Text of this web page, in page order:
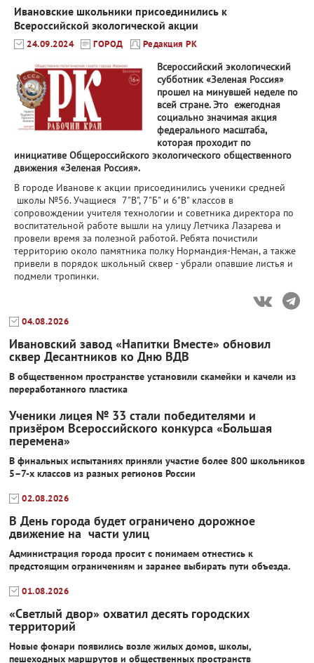
Ивановские школьники присоединились к
Всероссийской экологической акции
24.09.2024 ГОРОД Редакция РК
Всероссийский экологический
субботник «Зеленая Россия»
прошел на минувшей неделе по
всей стране. Это ежегодная
социально значимая акция
федерального масштаба,
которая проходит по
инициативе Общероссийского экологического общественного
движения «Зеленая Россия».
В городе Иванове к акции присоединились ученики средней
школы №56. Учащиеся 7"В", 7"Б" и 6"В" классов в
сопровождении учителя технологии и советника директора по
воспитательной работе вышли на улицу Летчика Лазарева и
провели время за полезной работой. Ребята почистили
территорию около памятника полку Нормандия-Неман, а также
привели в порядок школьный сквер - убрали опавшие листья и
подмели тропинки.
04.08.2026
Ивановский завод «Напитки Вместе» обновил
сквер Десантников ко Дню ВДВ
В общественном пространстве установили скамейки и качели из
переработанного пластика
Ученики лицея № 33 стали победителями и
призёром Всероссийского конкурса «Большая
перемена»
В финальных испытаниях приняли участие более 800 школьников
5–7-х классов из разных регионов России
02.08.2026
В День города будет ограничено дорожное
движение на части улиц
Администрация города просит с понимаем отнестись к
предстоящим ограничениям и заранее выбирать пути объезда.
01.08.2026
«Светлый двор» охватил десять городских
территорий
Новые фонари появились возле жилых домов, школы,
пешеходных маршрутов и общественных пространств